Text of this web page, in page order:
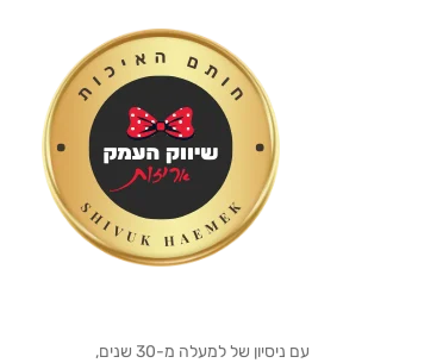
עם ניסיון של למעלה מ-30 שנים,